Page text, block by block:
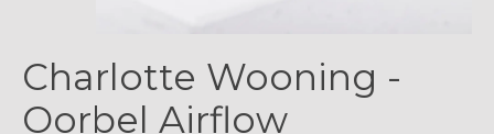
Charlotte Wooning -
Oorbel Airflow